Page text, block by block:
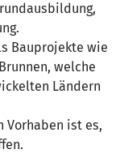
Bauprojekte wie
welche
Ländern
Vorhaben ist es,